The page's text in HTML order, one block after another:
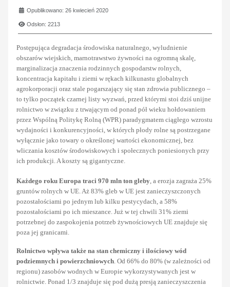
Opublikowano: 26 kwiecień 2020
Odsłon: 2213
Postępująca degradacja środowiska naturalnego, wyludnienie
obszarów wiejskich, marnotrawstwo żywności na ogromną skalę,
marginalizacja znaczenia rodzinnych gospodarstw rolnych,
koncentracja kapitału i ziemi w rękach kilkunastu globalnych
agrokorporacji oraz stale pogarszający się stan zdrowia publicznego –
to tylko początek czarnej listy wyzwań, przed którymi stoi dziś unijne
rolnictwo w związku z trwającym od ponad pół wieku hołdowaniem
przez Wspólną Politykę Rolną (WPR) paradygmatem ciągłego wzrostu
wydajności i konkurencyjności, w których płody rolne są postrzegane
wyłącznie jako towary o określonej wartości ekonomicznej, bez
wliczania kosztów środowiskowych i społecznych poniesionych przy
ich produkcji. A koszty są gigantyczne.
Każdego roku Europa traci 970 mln ton gleby , a erozja zagraża 25%
gruntów rolnych w UE. Aż 83% gleb w UE jest zanieczyszczonych
pozostałościami po jednym lub kilku pestycydach, a 58%
pozostałościami po ich mieszance. Już w tej chwili 31% ziemi
potrzebnej do zaspokojenia potrzeb żywnościowych UE znajduje się
poza jej granicami.
Rolnictwo wpływa także na stan chemiczny i ilościowy wód
podziemnych i powierzchniowych . Od 66% do 80% (w zależności od
regionu) zasobów wodnych w Europie wykorzystywanych jest w
rolnictwie. Ponad 1/3 znajduje się pod dużą presją zanieczyszczenia